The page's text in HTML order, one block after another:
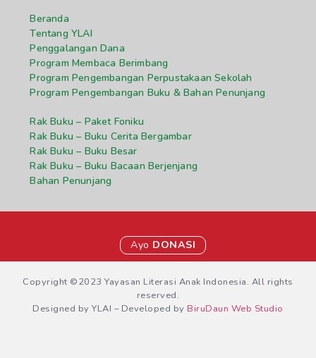
Beranda
Tentang YLAI
Penggalangan Dana
Program Membaca Berimbang
Program Pengembangan Perpustakaan Sekolah
Program Pengembangan Buku & Bahan Penunjang
Rak Buku – Paket Foniku
Rak Buku – Buku Cerita Bergambar
Rak Buku – Buku Besar
Rak Buku – Buku Bacaan Berjenjang
Bahan Penunjang
Ayo DONASI
Copyright ©2023 Yayasan Literasi Anak Indonesia. All rights
reserved.
Designed by YLAI – Developed by BiruDaun Web Studio